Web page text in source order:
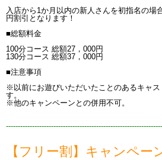
入店から1か月以内の新人さんを初指名の場
円割引となります！
■総額料金
100分コース 総額27，000円
130分コース 総額37，000円
■注意事項
※以前にお遊びいただいたことのあるキャス
す。
※他のキャンペーンとの併用不可。
【フリー割】キャンペー